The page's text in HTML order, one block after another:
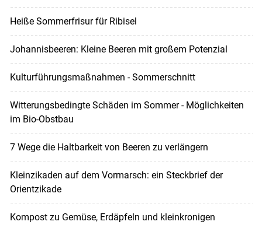
Heiße Sommerfrisur für Ribisel
Johannisbeeren: Kleine Beeren mit großem Potenzial
Kulturführungsmaßnahmen - Sommerschnitt
Witterungsbedingte Schäden im Sommer - Möglichkeiten
im Bio-Obstbau
7 Wege die Haltbarkeit von Beeren zu verlängern
Kleinzikaden auf dem Vormarsch: ein Steckbrief der
Orientzikade
Kompost zu Gemüse, Erdäpfeln und kleinkronigen